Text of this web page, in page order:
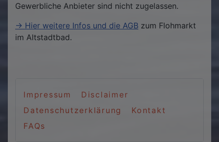
Gewerbliche Anbieter sind nicht zugelassen.
-> Hier weitere Infos und die AGB zum Flohmarkt
im Altstadtbad.
Impressum
Disclaimer
Datenschutzerklärung
Kontakt
FAQs